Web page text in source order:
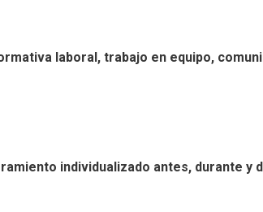
laboral, trabajo en equipo,
individualizado antes, durante y